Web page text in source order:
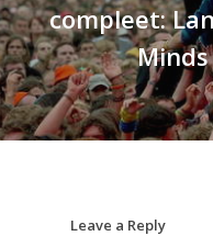
compleet:
Leave a Reply